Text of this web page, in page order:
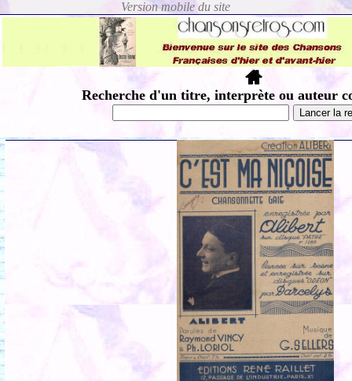
Recherche d'un titre, interprète ou auteur